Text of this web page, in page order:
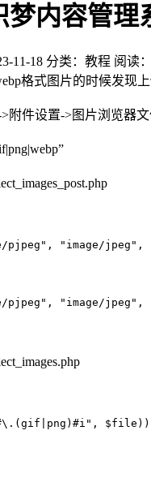
梦内容管
11-18 分类：教程 阅读：
格式图片的时候发现
附件设置->图片浏览器
pjpeg", "image/jpeg",
pjpeg", "image/jpeg",
$file))